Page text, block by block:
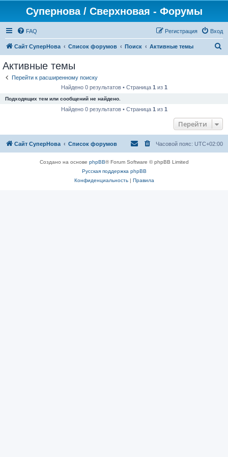
Супернова / Сверхновая - Форумы
FAQ Вход
Регистрация
Сайт СуперНова Список форумов Поиск Активные темы
Активные темы
Перейти к расширенному поиску
Найдено 0 результатов • Страница 1 из 1
Подходящих тем или сообщений не найдено.
Найдено 0 результатов • Страница 1 из 1
Перейти
Сайт СуперНова Список форумов Часовой пояс: UTC+02:00
Создано на основе phpBB® Forum Software © phpBB Limited
Русская поддержка phpBB
Конфиденциальность| Правила